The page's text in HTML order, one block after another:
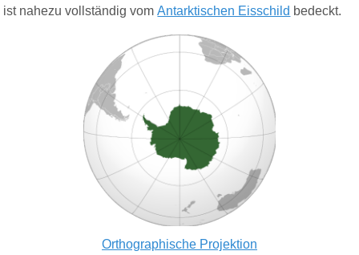
ist nahezu vollständig vomAntarktischen Eisschild bedeckt.
Orthographische Projektion